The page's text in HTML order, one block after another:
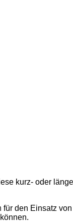
kurz- oder
für den Einsatz